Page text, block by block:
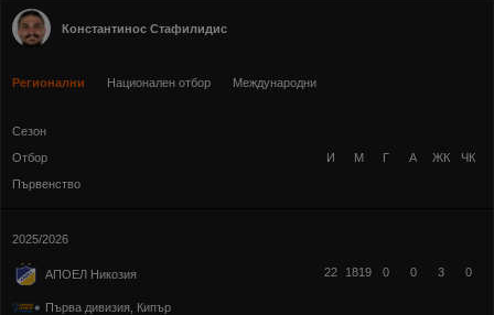
Константинос Стафилидис
Регионални Национален отбор Международни
Сезон
Отбор
Първенство
И М Г А ЖК ЧК
2025/2026
АПОЕЛ Никозия
Първа дивизия, Кипър
22 1819 0 0 3 0